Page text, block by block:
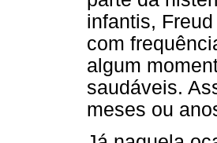
infantis,
com
algum
saudáveis.
meses ou